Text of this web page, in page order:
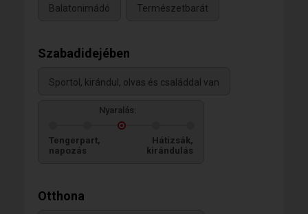
Balatonimádó Természetbarát
Szabadidejében
Sportol, kirándul, olvas és családdal van
Nyaralás:
Tengerpart,
napozás
Hátizsák,
kirándulás
Otthona